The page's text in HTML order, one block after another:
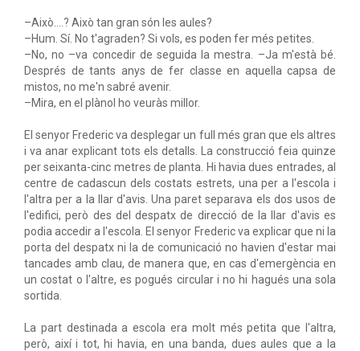
–Això....? Això tan gran són les aules?
–Hum. Sí. No t'agraden? Si vols, es poden fer més petites.
–No, no –va concedir de seguida la mestra. –Ja m'està bé.
Després de tants anys de fer classe en aquella capsa de
mistos, no me'n sabré avenir.
–Mira, en el plànol ho veuràs millor.
El senyor Frederic va desplegar un full més gran que els altres
i va anar explicant tots els detalls. La construcció feia quinze
per seixanta-cinc metres de planta. Hi havia dues entrades, al
centre de cadascun dels costats estrets, una per a l'escola i
l'altra per a la llar d'avis. Una paret separava els dos usos de
l'edifici, però des del despatx de direcció de la llar d'avis es
podia accedir a l'escola. El senyor Frederic va explicar que ni la
porta del despatx ni la de comunicació no havien d'estar mai
tancades amb clau, de manera que, en cas d'emergència en
un costat o l'altre, es pogués circular i no hi hagués una sola
sortida.
La part destinada a escola era molt més petita que l'altra,
però, així i tot, hi havia, en una banda, dues aules que a la